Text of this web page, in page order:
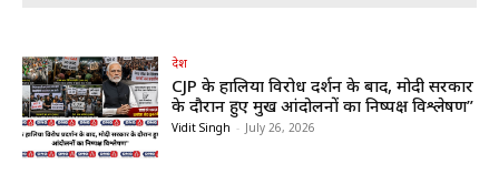
देश
CJP के हालिया विरोध प्रदर्शन के बाद, मोदी सरकार
के दौरान हुए प्रमुख आंदोलनों का निष्पक्ष विश्लेषण”
Vidit Singh - July 26, 2026